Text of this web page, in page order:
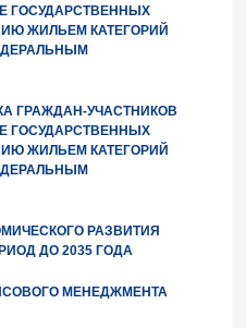
ГОСУДАРСТВЕННЫХ
ЖИЛЬЕМ КАТЕГОРИЙ
ГРАЖДАН-УЧАСТНИКОВ
ГОСУДАРСТВЕННЫХ
ЖИЛЬЕМ КАТЕГОРИЙ
РАЗВИТИЯ
ДО 2035 ГОДА
МЕНЕДЖМЕНТА